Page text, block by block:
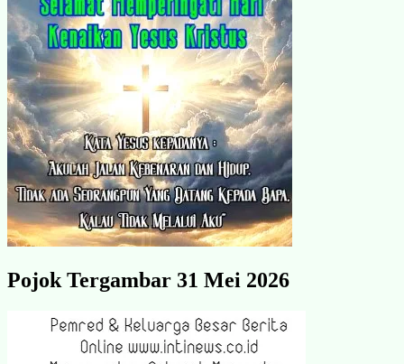
Pojok Tergambar 31 Mei 2026